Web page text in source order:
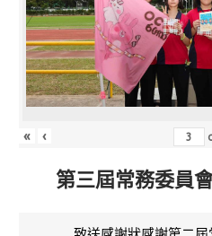
« ‹
第三屆常務委員